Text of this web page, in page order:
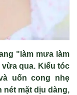
"làm mưa làm
qua. Kiểu tóc
uốn cong nhẹ
nét mặt dịu dàng,